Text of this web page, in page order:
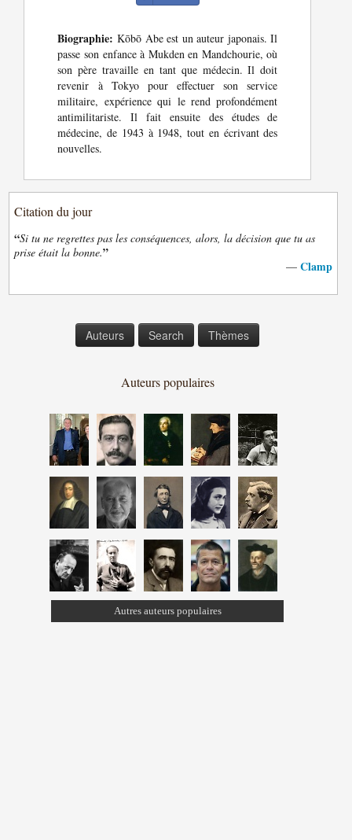
Biographie: Kōbō Abe est un auteur japonais. Il
passe son enfance à Mukden en Mandchourie, où
son père travaille en tant que médecin. Il doit
revenir à Tokyo pour effectuer son service
militaire, expérience qui le rend profondément
antimilitariste. Il fait ensuite des études de
médecine, de 1943 à 1948, tout en écrivant des
nouvelles.
Citation du jour
“Si tu ne regrettes pas les conséquences, alors, la décision que tu as
prise était la bonne.”
— Clamp
Auteurs Search Thèmes
Auteurs populaires
Autres auteurs populaires